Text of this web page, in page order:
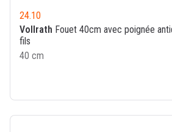
24.10
Vollrath Fouet 40cm avec poignée
fils
40 cm